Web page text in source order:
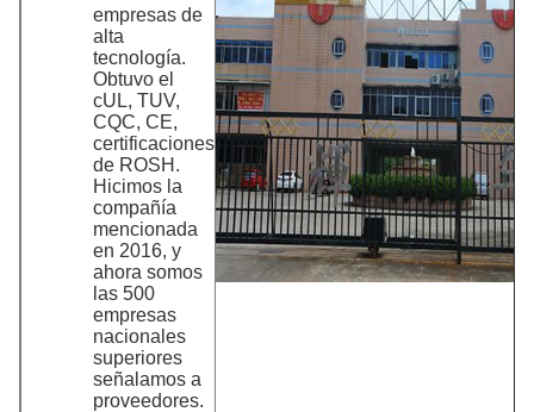
empresas de
alta
tecnología.
Obtuvo el
cUL, TUV,
CQC, CE,
certificaciones
de ROSH.
Hicimos la
compañía
mencionada
en 2016, y
ahora somos
las 500
empresas
nacionales
superiores
señalamos a
proveedores.